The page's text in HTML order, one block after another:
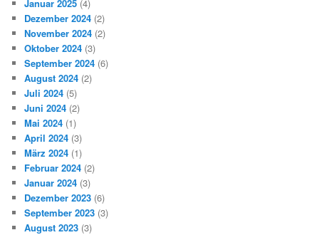
Januar 2025 (4)
Dezember 2024 (2)
November 2024 (2)
Oktober 2024 (3)
September 2024 (6)
August 2024 (2)
Juli 2024 (5)
Juni 2024 (2)
Mai 2024 (1)
April 2024 (3)
März 2024 (1)
Februar 2024 (2)
Januar 2024 (3)
Dezember 2023 (6)
September 2023 (3)
August 2023 (3)